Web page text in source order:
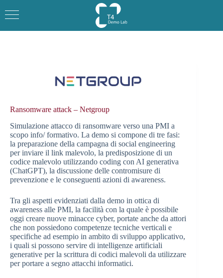
Ransomware attack – Netgroup
Simulazione attacco di ransomware verso una PMI a
scopo info/ formativo. La demo si compone di tre fasi:
la preparazione della campagna di social engineering
per inviare il link malevolo, la predisposizione di un
codice malevolo utilizzando coding con AI generativa
(ChatGPT), la discussione delle contromisure di
prevenzione e le conseguenti azioni di awareness.
Tra gli aspetti evidenziati dalla demo in ottica di
awareness alle PMI, la facilità con la quale è possibile
oggi creare nuove minacce cyber, portate anche da attori
che non possiedono competenze tecniche verticali e
specifiche ad esempio in ambito di sviluppo applicativo,
i quali si possono servire di intelligenze artificiali
generative per la scrittura di codici malevoli da utilizzare
per portare a segno attacchi informatici.